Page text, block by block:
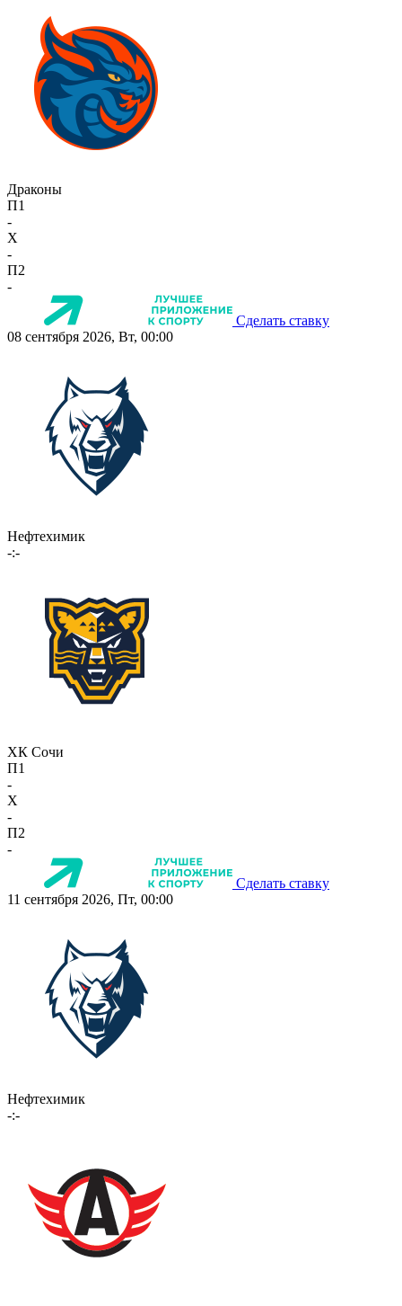
Драконы
П1
-
X
-
П2
-
Сделать ставку
08 сентября 2026, Вт, 00:00
Нефтехимик
-:-
ХК Сочи
П1
-
X
-
П2
-
Сделать ставку
11 сентября 2026, Пт, 00:00
Нефтехимик
-:-